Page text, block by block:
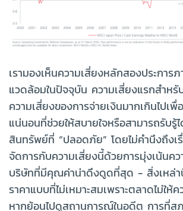
เรามองเห็นความเสี่ยงหลักสองประการ
แวดล้อมในปัจจุบัน ความเสี่ยงแรกสำห
ความเสี่ยงของการจ่ายเงินมากเกินไปเ
แน่นอนที่ช่วยให้สบายใจหรือสามารถรับรู้
สินทรัพย์ที่ “ปลอดภัย” โดยไม่คำนึงถึงเรื่
จัดการกับความเสี่ยงนี้ด้วยการมุ่งเน้นคว
บริษัทที่มีคุณค่าน่าดึงดูดที่สุด - สิ่งเหล่
ราคาแบบที่ไม่เหมาะสมเพราะตลาดไม่ให้
หากย้อนไปดูสถานการณ์ในอดีต การที่ส